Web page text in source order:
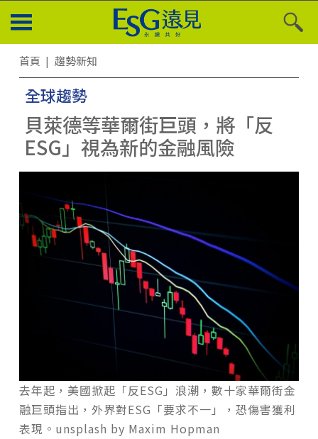
首頁 趨勢新知
全球趨勢
貝萊德等華爾街巨頭，將「反
ESG」視為新的金融風險
去年起，美國掀起「反ESG」浪潮，數十家華爾街金
融巨頭指出，外界對ESG「要求不一」，恐傷害獲利
表現。unsplash by Maxim Hopman